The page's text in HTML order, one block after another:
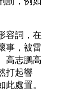
容詞，在
事，被雷
高志鵬高
打起響
處置。